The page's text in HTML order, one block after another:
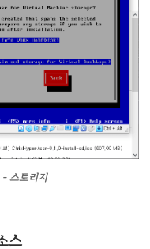
스토리지
스